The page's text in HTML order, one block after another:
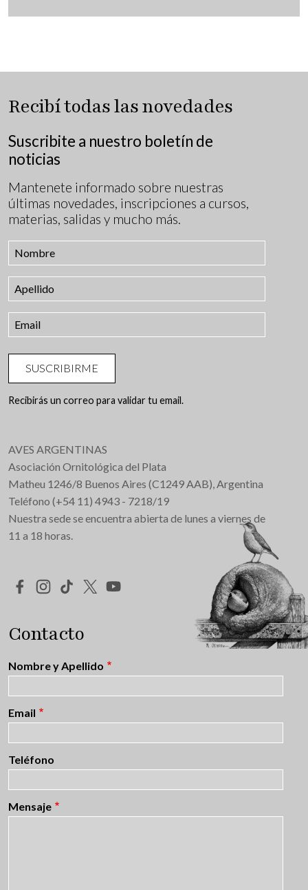
Recibí todas las novedades
Suscribite a nuestro boletín de
noticias
Mantenete informado sobre nuestras
últimas novedades, inscripciones a cursos,
materias, salidas y mucho más.
SUSCRIBIRME
Recibirás un correo para validar tu email.
AVES ARGENTINAS
Asociación Ornitológica del Plata
Matheu 1246/8 Buenos Aires (C1249 AAB), Argentina
Teléfono (+54 11) 4943 - 7218/19
Nuestra sede se encuentra abierta de lunes a viernes de
11 a 18 horas.
Redes Sociales
Contacto
Nombre y Apellido
Email
Teléfono
Mensaje